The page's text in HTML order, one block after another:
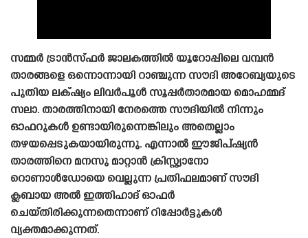
സമ്മർ ട്രാൻസ്‌ഫർ ജാലകത്തിൽ യൂറോപ്പിലെ വമ്പൻ
താരങ്ങളെ ഒന്നൊന്നായി റാഞ്ചുന്ന സൗദി അറേബ്യയുടെ
പുതിയ ലക്‌ഷ്യം ലിവർപൂൾ സൂപ്പർതാരമായ മൊഹമ്മദ്
സലാ. താരത്തിനായി നേരത്തെ സൗദിയിൽ നിന്നും
ഓഫറുകൾ ഉണ്ടായിരുന്നെങ്കിലും അതെല്ലാം
തഴയപ്പെടുകയായിരുന്നു. എന്നാൽ ഈജിപ്ഷ്യൻ
താരത്തിനെ മനസു മാറ്റാൻ ക്രിസ്റ്റ്യാനോ
റൊണാൾഡോയെ വെല്ലുന്ന പ്രതിഫലമാണ് സൗദി
ക്ലബായ അൽ ഇത്തിഹാദ് ഓഫർ
ചെയ്‌തിരിക്കുന്നതെന്നാണ് റിപ്പോർട്ടുകൾ
വ്യക്തമാക്കുന്നത്.